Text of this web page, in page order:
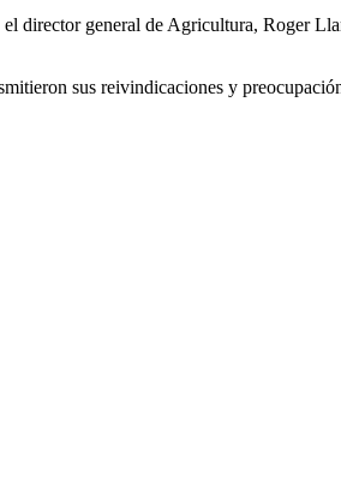
director general de Agricultura, Roger
sus reivindicaciones y